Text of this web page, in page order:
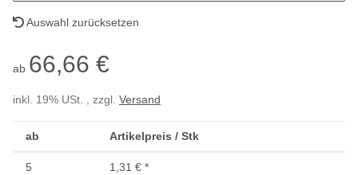
Auswahl zurücksetzen
ab 66,66 €
inkl. 19% USt. , zzgl. Versand
ab Artikelpreis / Stk
5 1,31 € *